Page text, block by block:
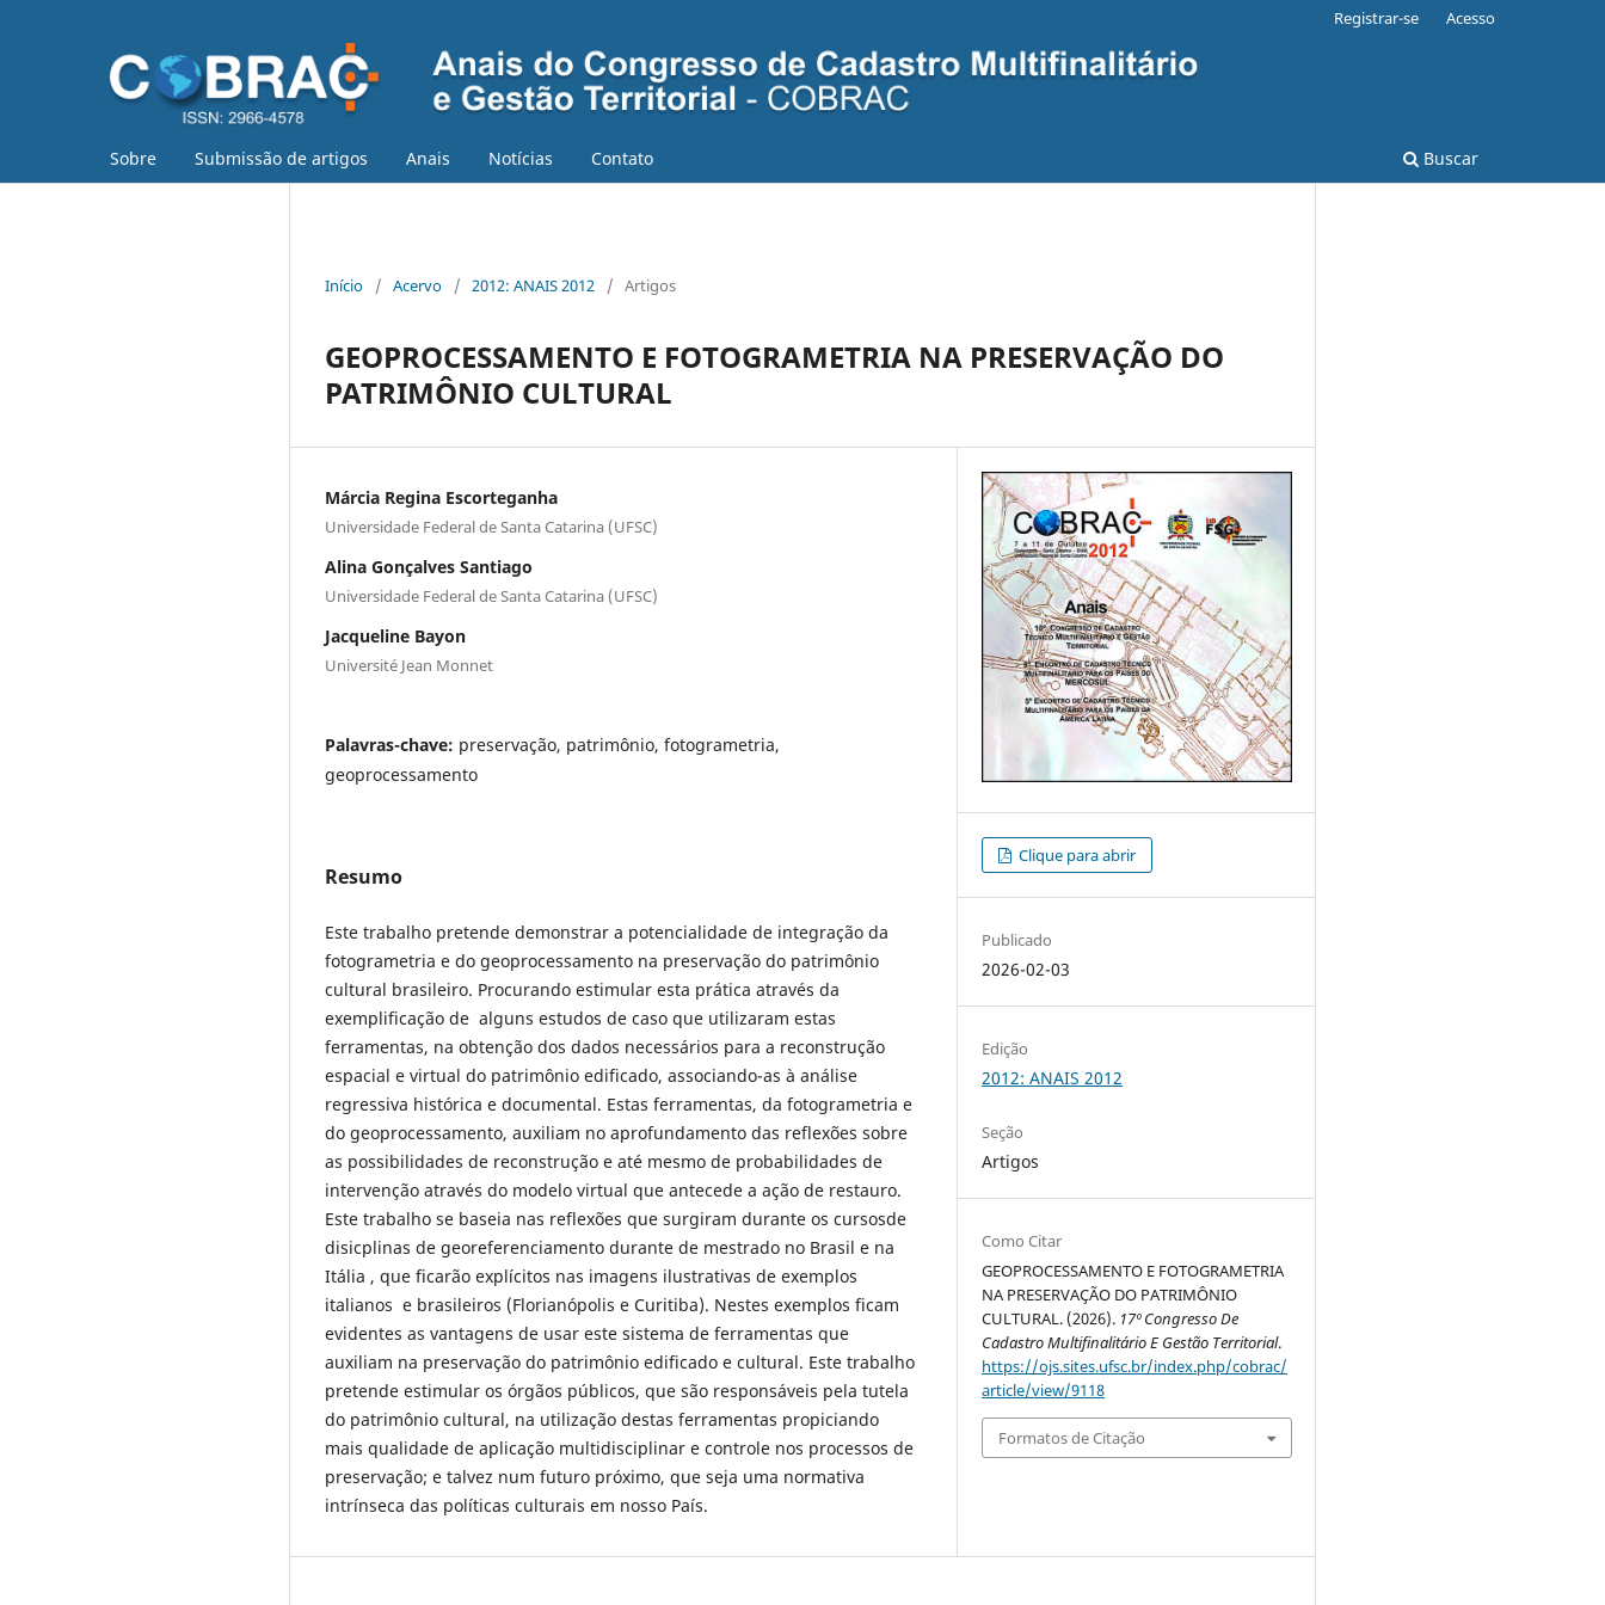
Sobre Submissão de artigos Anais Notícias Contato Buscar
Registrar-se Acesso
Início / Acervo / 2012: ANAIS 2012 / Artigos
GEOPROCESSAMENTO E FOTOGRAMETRIA NA PRESERVAÇÃO DO
PATRIMÔNIO CULTURAL
Márcia Regina Escorteganha
Universidade Federal de Santa Catarina (UFSC)
Alina Gonçalves Santiago
Universidade Federal de Santa Catarina (UFSC)
Jacqueline Bayon
Université Jean Monnet
Palavras-chave: preservação, patrimônio, fotogrametria,
geoprocessamento
Resumo
Este trabalho pretende demonstrar a potencialidade de integração da
fotogrametria e do geoprocessamento na preservação do patrimônio
cultural brasileiro. Procurando estimular esta prática através da
exemplificação de alguns estudos de caso que utilizaram estas
ferramentas, na obtenção dos dados necessários para a reconstrução
espacial e virtual do patrimônio edificado, associando-as à análise
regressiva histórica e documental. Estas ferramentas, da fotogrametria e
do geoprocessamento, auxiliam no aprofundamento das reflexões sobre
as possibilidades de reconstrução e até mesmo de probabilidades de
intervenção através do modelo virtual que antecede a ação de restauro.
Este trabalho se baseia nas reflexões que surgiram durante os cursosde
disicplinas de georeferenciamento durante de mestrado no Brasil e na
Itália , que ficarão explícitos nas imagens ilustrativas de exemplos
italianos e brasileiros (Florianópolis e Curitiba). Nestes exemplos ficam
evidentes as vantagens de usar este sistema de ferramentas que
auxiliam na preservação do patrimônio edificado e cultural. Este trabalho
pretende estimular os órgãos públicos, que são responsáveis pela tutela
do patrimônio cultural, na utilização destas ferramentas propiciando
mais qualidade de aplicação multidisciplinar e controle nos processos de
preservação; e talvez num futuro próximo, que seja uma normativa
intrínseca das políticas culturais em nosso País.
Clique para abrir
Publicado
2026-02-03
Edição
2012: ANAIS 2012
Seção
Artigos
Como Citar
GEOPROCESSAMENTO E FOTOGRAMETRIA
NA PRESERVAÇÃO DO PATRIMÔNIO
CULTURAL. (2026). 17º Congresso De
Cadastro Multifinalitário E Gestão Territorial.
https://ojs.sites.ufsc.br/index.php/cobrac/
article/view/9118
Formatos de Citação